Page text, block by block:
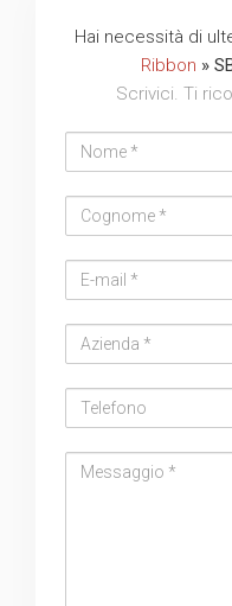
Hai necessità di
Ribbon »
Scrivici. Ti